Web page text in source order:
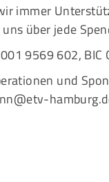
immer
über jede
9569 602, BIC
und